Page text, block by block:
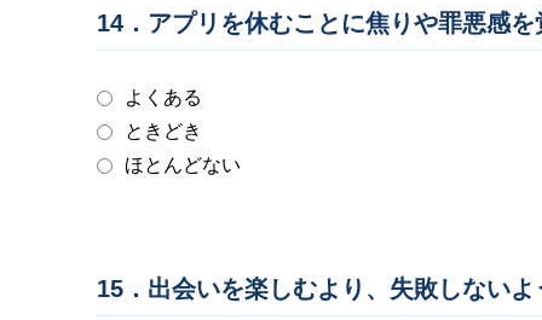
14．アプリを休むことに焦りや罪悪感
よくある
ときどき
ほとんどない
15．出会いを楽しむより、失敗しない